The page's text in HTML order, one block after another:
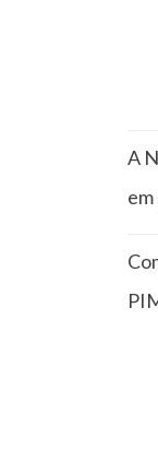
A
em